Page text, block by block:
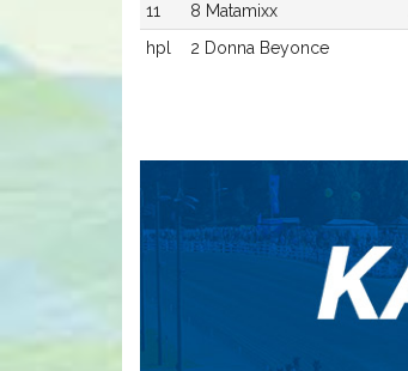
11
8 Matamixx
hpl
2 Donna Beyonce